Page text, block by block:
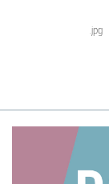
.jpg